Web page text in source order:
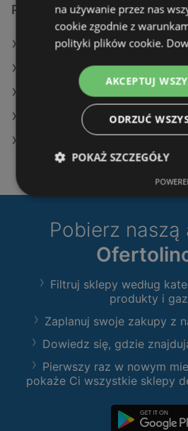
Podobne sklepy detaliczne
Oferty Action
Oferty Dino
Oferty Makro
Oferty Auchan
Pobierz naszą
Filtruj sklepy według
produkty i
Zaplanuj swoje zakupy z
Dowiedz się, gdzie
Pierwszy raz w nowym
pokaże Ci wszystkie sklepy
na używanie przez nas
cookie zgodnie z
polityki plików cookie.
AKCEPTUJ
ODRZUĆ
POKAŻ SZCZEGÓŁY